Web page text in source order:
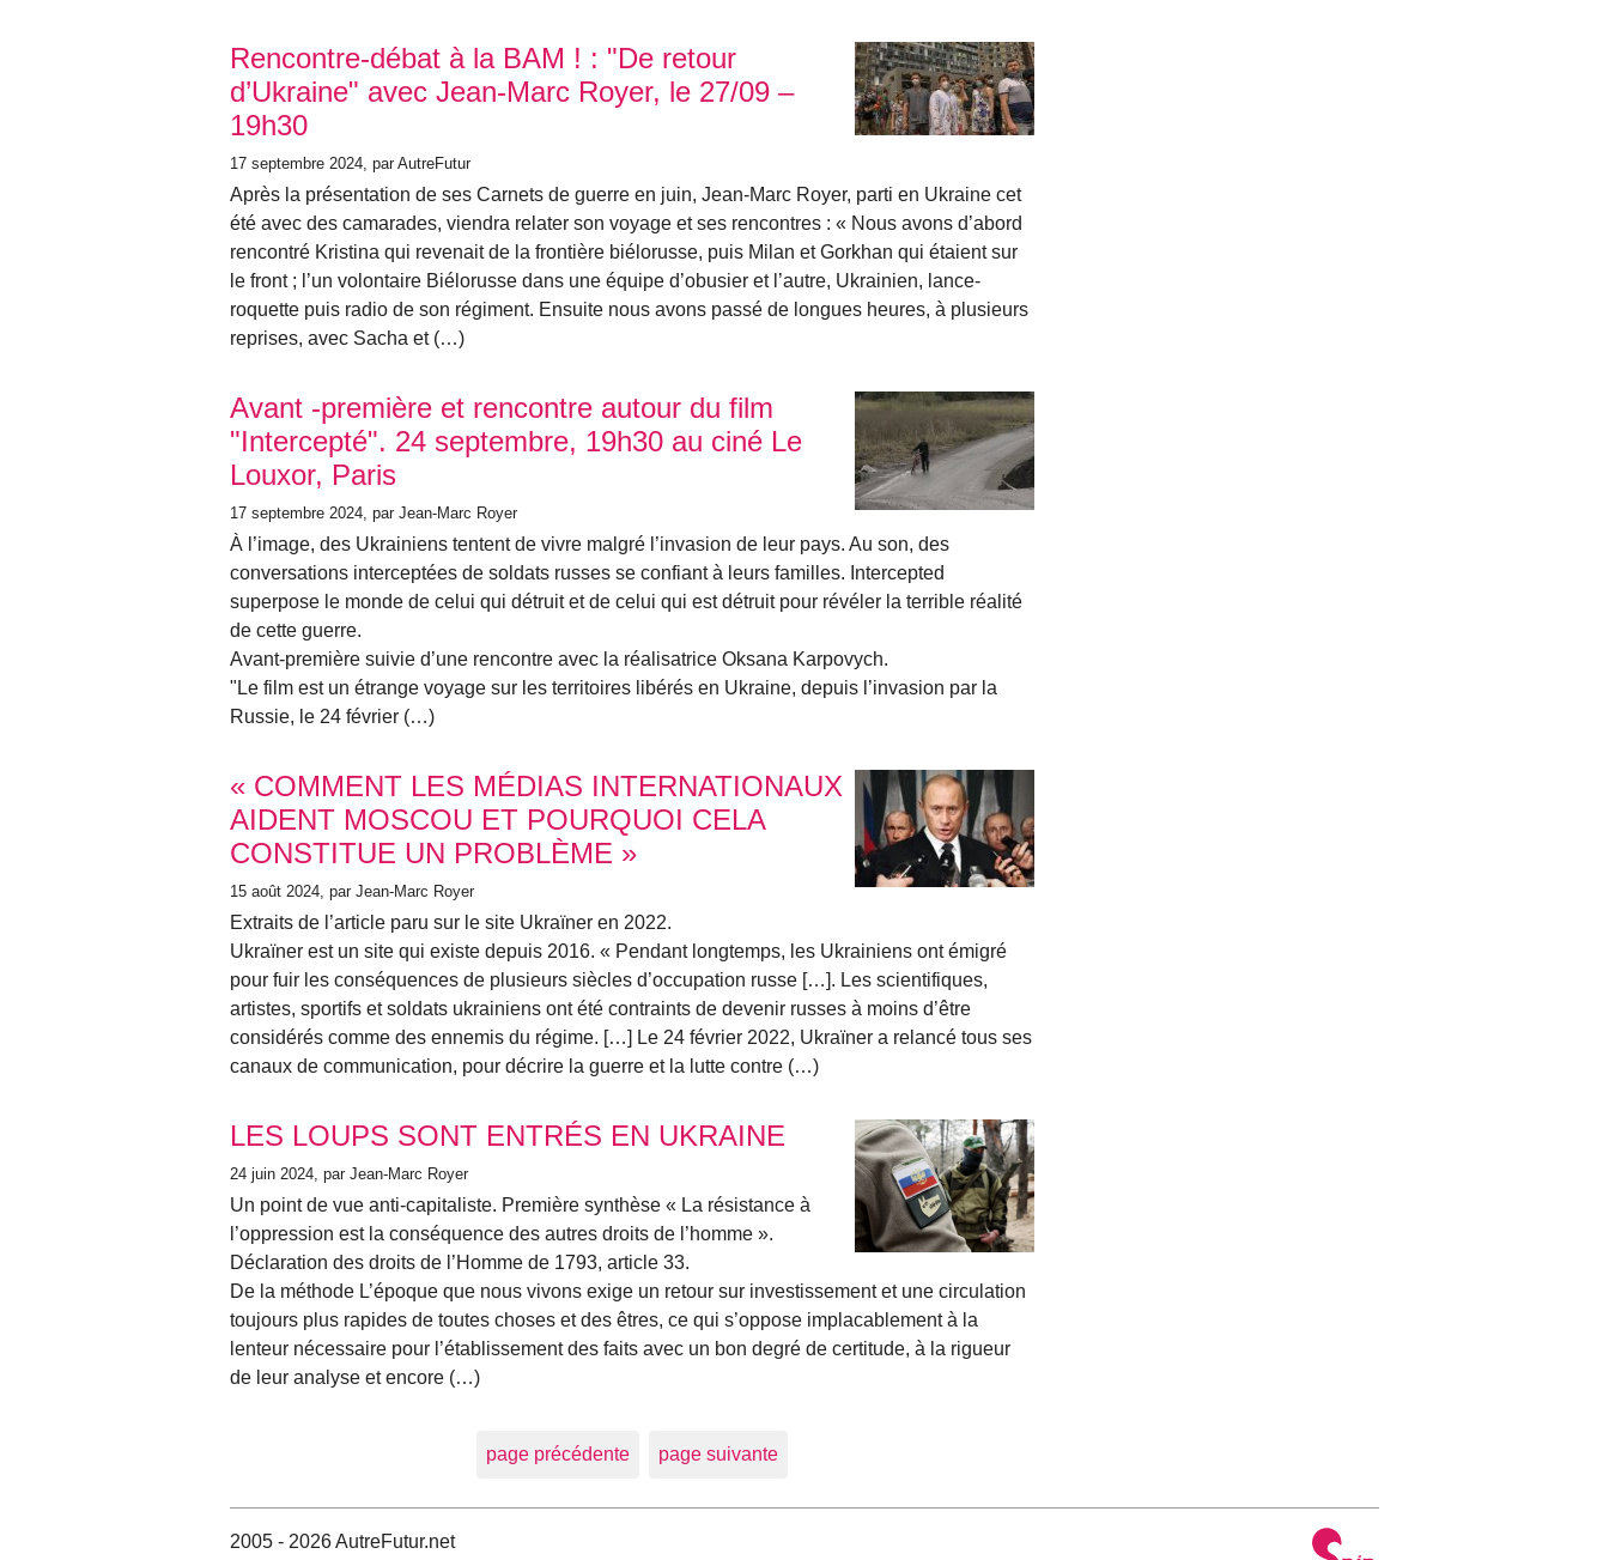
Rencontre-débat à la BAM ! : "De retour
d’Ukraine" avec Jean-Marc Royer, le 27/09 –
19h30
17 septembre 2024 , par AutreFutur
Après la présentation de ses Carnets de guerre en juin, Jean-Marc Royer, parti en Ukraine cet
été avec des camarades, viendra relater son voyage et ses rencontres : « Nous avons d’abord
rencontré Kristina qui revenait de la frontière biélorusse, puis Milan et Gorkhan qui étaient sur
le front ; l’un volontaire Biélorusse dans une équipe d’obusier et l’autre, Ukrainien, lance-
roquette puis radio de son régiment. Ensuite nous avons passé de longues heures, à plusieurs
reprises, avec Sacha et (…)
Avant -première et rencontre autour du film
"Intercepté". 24 septembre, 19h30 au ciné Le
Louxor, Paris
17 septembre 2024 , par Jean-Marc Royer
À l’image, des Ukrainiens tentent de vivre malgré l’invasion de leur pays. Au son, des
conversations interceptées de soldats russes se confiant à leurs familles. Intercepted
superpose le monde de celui qui détruit et de celui qui est détruit pour révéler la terrible réalité
de cette guerre.
Avant-première suivie d’une rencontre avec la réalisatrice Oksana Karpovych.
"Le film est un étrange voyage sur les territoires libérés en Ukraine, depuis l’invasion par la
Russie, le 24 février (…)
« COMMENT LES MÉDIAS INTERNATIONAUX
AIDENT MOSCOU ET POURQUOI CELA
CONSTITUE UN PROBLÈME »
15 août 2024 , par Jean-Marc Royer
Extraits de l’article paru sur le site Ukraïner en 2022.
Ukraїner est un site qui existe depuis 2016. « Pendant longtemps, les Ukrainiens ont émigré
pour fuir les conséquences de plusieurs siècles d’occupation russe […]. Les scientifiques,
artistes, sportifs et soldats ukrainiens ont été contraints de devenir russes à moins d’être
considérés comme des ennemis du régime. […] Le 24 février 2022, Ukraїner a relancé tous ses
canaux de communication, pour décrire la guerre et la lutte contre (…)
LES LOUPS SONT ENTRÉS EN UKRAINE
24 juin 2024 , par Jean-Marc Royer
Un point de vue anti-capitaliste. Première synthèse « La résistance à
l’oppression est la conséquence des autres droits de l’homme ».
Déclaration des droits de l’Homme de 1793, article 33.
De la méthode L’époque que nous vivons exige un retour sur investissement et une circulation
toujours plus rapides de toutes choses et des êtres, ce qui s’oppose implacablement à la
lenteur nécessaire pour l’établissement des faits avec un bon degré de certitude, à la rigueur
de leur analyse et encore (…)
page précédente page suivante
2005 - 2026 AutreFutur.net